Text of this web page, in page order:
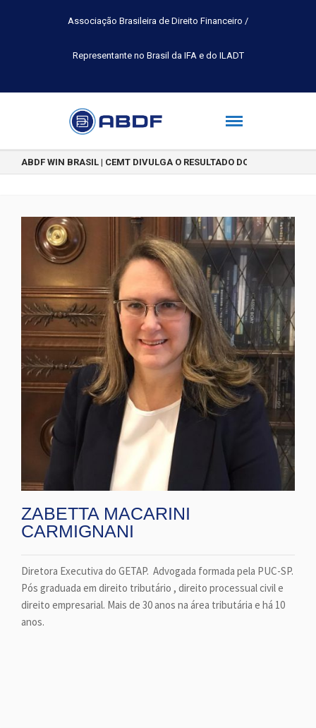
Associação Brasileira de Direito Financeiro /
Representante no Brasil da IFA e do ILADT
ABDF WIN BRASIL | CEMT DIVULGA O RESULTADO DO CONCURSO
ZABETTA MACARINI
CARMIGNANI
Diretora Executiva do GETAP. Advogada formada pela PUC-SP.
Pós graduada em direito tributário , direito processual civil e
direito empresarial. Mais de 30 anos na área tributária e há 10
anos.